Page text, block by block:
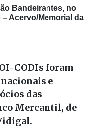
Bandeirantes, no
– Acervo/Memorial da
CODIs foram
e
das
Mercantil, de